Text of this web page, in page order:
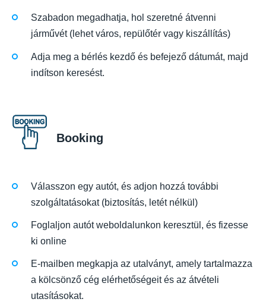
Szabadon megadhatja, hol szeretné átvenni
járművét (lehet város, repülőtér vagy kiszállítás)
Adja meg a bérlés kezdő és befejező dátumát, majd
indítson keresést.
Booking
Válasszon egy autót, és adjon hozzá további
szolgáltatásokat (biztosítás, letét nélkül)
Foglaljon autót weboldalunkon keresztül, és fizesse
ki online
E-mailben megkapja az utalványt, amely tartalmazza
a kölcsönző cég elérhetőségeit és az átvételi
utasításokat.